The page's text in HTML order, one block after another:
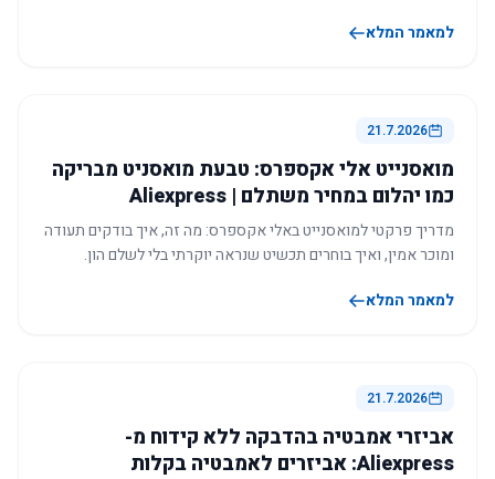
למאמר המלא
21.7.2026
מואסנייט אלי אקספרס: טבעת מואסניט מבריקה
כמו יהלום במחיר משתלם | Aliexpress
מדריך פרקטי למואסנייט באלי אקספרס: מה זה, איך בודקים תעודה
ומוכר אמין, ואיך בוחרים תכשיט שנראה יוקרתי בלי לשלם הון.
למאמר המלא
21.7.2026
אביזרי אמבטיה בהדבקה ללא קידוח מ-
Aliexpress: אביזרים לאמבטיה בקלות